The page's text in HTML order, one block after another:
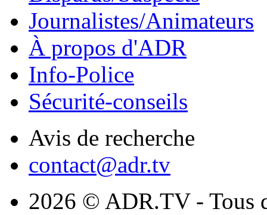
Journalistes/Animateurs
À propos d'ADR
Info-Police
Sécurité-conseils
Avis de recherche
contact@adr.tv
2026 © ADR.TV - Tous